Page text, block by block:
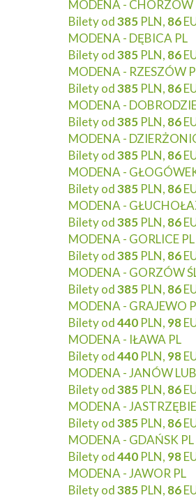
MODENA - CHORZÓW
Bilety od385 PLN, 86
MODENA - DĘBICA PL
Bilety od385 PLN, 86
MODENA - RZESZÓW
Bilety od385 PLN, 86
MODENA -
Bilety od385 PLN, 86
MODENA -
Bilety od385 PLN, 86
MODENA -
Bilety od385 PLN, 86
MODENA -
Bilety od385 PLN, 86
MODENA - GORLICE PL
Bilety od385 PLN, 86
MODENA - GORZÓW
Bilety od385 PLN, 86
MODENA - GRAJEWO
Bilety od440 PLN, 98
MODENA - IŁAWA PL
Bilety od440 PLN, 98
MODENA - JANÓW
Bilety od385 PLN, 86
MODENA -
Bilety od385 PLN, 86
MODENA - GDAŃSK PL
Bilety od440 PLN, 98
MODENA - JAWOR PL
Bilety od385 PLN, 86